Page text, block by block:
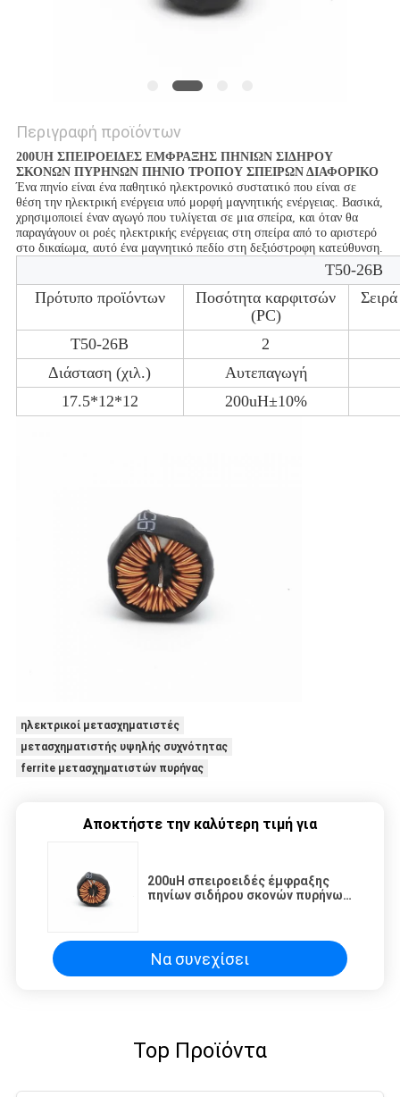
Περιγραφή προϊόντων
200UH ΣΠΕΙΡΟΕΙΔΕΣ ΕΜΦΡΑΞΗΣ ΠΗΝΙΩΝ ΣΙΔΗΡΟΥ
ΣΚΟΝΩΝ ΠΥΡΗΝΩΝ ΠΗΝΙΟ ΤΡΟΠΟΥ ΣΠΕΙΡΩΝ ΔΙΑΦΟΡΙΚΟ
Ένα πηνίο είναι ένα παθητικό ηλεκτρονικό συστατικό που είναι σε
θέση την ηλεκτρική ενέργεια υπό μορφή μαγνητικής ενέργειας. Βασικά,
χρησιμοποιεί έναν αγωγό που τυλίγεται σε μια σπείρα, και όταν θα
παραγάγουν οι ροές ηλεκτρικής ενέργειας στη σπείρα από το αριστερό
στο δικαίωμα, αυτό ένα μαγνητικό πεδίο στη δεξιόστροφη κατεύθυνση.
T50-26B
Πρότυπο προϊόντων
Ποσότητα καρφιτσών
(PC)
T50-26B
2
Διάσταση (χιλ.)
Αυτεπαγωγή
17.5*12*12
200uH±10%
ηλεκτρικοί μετασχηματιστές
μετασχηματιστής υψηλής συχνότητας
ferrite μετασχηματιστών πυρήνας
Αποκτήστε την καλύτερη τιμή για
200uH σπειροειδές έμφραξης
πηνίων σιδήρου σκονών πυρήνων
Να συνεχίσει
Top Προϊόντα